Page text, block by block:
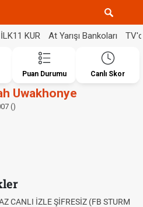
İLK11 KUR At Yarışı Bankoları
Puan Durumu Canlı Skor
Uwakhonye
()
CANLI İZLE ŞİFRESİZ (FB STURM